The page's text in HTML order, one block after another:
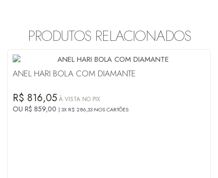
PRODUTOS RELACIONADOS
ANEL HARI BOLA COM DIAMANTE
R$ 816,05 À VISTA NO PIX
OU R$ 859,00 3X R$ 286,33 NOS CARTÕES